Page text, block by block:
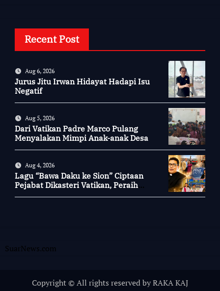
Recent Post
Aug 6, 2026
Jurus Jitu Irwan Hidayat Hadapi Isu
Negatif
Aug 5, 2026
Dari Vatikan Padre Marco Pulang
Menyalakan Mimpi Anak-anak Desa
Aug 4, 2026
Lagu “Bawa Daku ke Sion” Ciptaan
Pejabat Dikasteri Vatikan, Peraih
SuarNews.com
Copyright © All rights reserved by RAKA KAJ